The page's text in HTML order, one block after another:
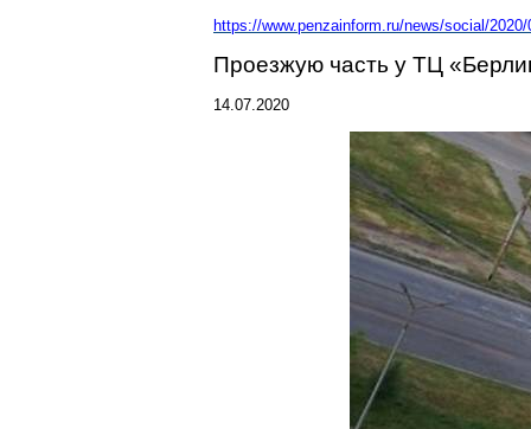
https://www.penzainform.ru/news/social/
Проезжую часть у ТЦ
14.07.2020